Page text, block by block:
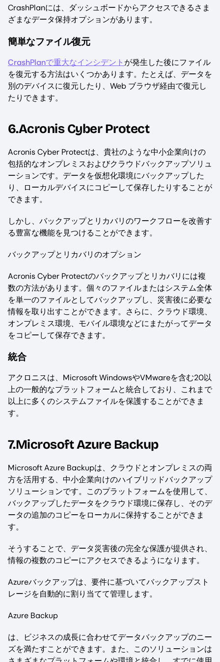
CrashPlanには、ダッシュボードからアクセスできるさま
ざまなデータ保持オプションがあります。
簡単なファイル復元
CrashPlanで重大なインシデント が発生した後にファイル
を復元する方法はいくつかあります。たとえば、データを
別のデバイスに復元したり、Web ブラウザ経由で復元し
たりできます。
6.Acronis Cyber Protect
Acronis Cyber Protectは、貴社のような中小企業向けの
包括的なオンプレミスおよびクラウドバックアップソリュ
ーションです。データを仮想化環境にバックアップした
り、ローカルデバイスにコピーして保存したりすることが
できます。
しかし、バックアップとリカバリのワークフローを改善す
る豊富な機能を見つけることができます。
バックアップとリカバリのオプション
Acronis Cyber Protectのバックアップとリカバリには複
数の方法があります。個々のファイルまたはシステム全体
を単一のファイルとしてバックアップし、災害後に必要な
情報を取り出すことができます。さらに、クラウド環境、
オンプレミス環境、モバイル環境などにまたがってデータ
をコピーして保存できます。
統合
アクロニスは、Microsoft WindowsやVMwareを含む20以
上の一般的なプラットフォームと統合しており、これまで
以上に多くのシステムファイルを保護することができま
す。
7.Microsoft Azure Backup
Microsoft Azure Backupは、クラウドとオンプレミスの両
方を活用する、中小企業向けのハイブリッドバックアップ
ソリューションです。このプラットフォームを使用して、
バックアップしたデータをクラウド環境に保存し、そのデ
ータの追加のコピーをローカルに保持することができま
す。
そうすることで、データ災害後の完全な保護が提供され、
情報の複数のコピーにアクセスできるようになります。
Azureバックアップは、要件に基づいてバックアップスト
レージを自動的に割り当てて管理します。
Azure Backup
は、ビジネスの成長に合わせてデータバックアップのニー
ズを満たすことができます。また、このソリューションは